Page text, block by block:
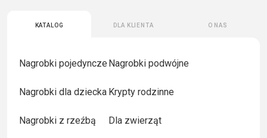
Katalog Dla klienta O nas
Nagrobki pojedyncze Nagrobki podwójne
Nagrobki dla dziecka Krypty rodzinne
Nagrobki z rzeźbą Dla zwierząt